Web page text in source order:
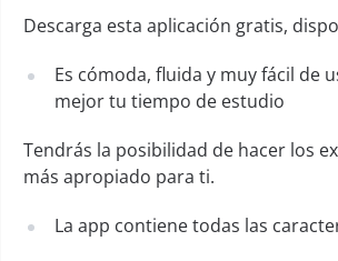
Descarga esta aplicación gratis,
Es cómoda, fluida y muy fácil de
mejor tu tiempo de estudio
Tendrás la posibilidad de hacer los
más apropiado para ti.
La app contiene todas las